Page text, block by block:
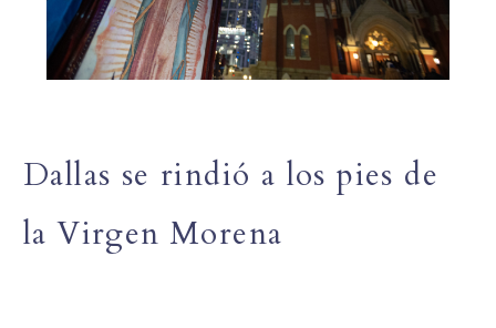
Dallas se rindió a los pies de
la Virgen Morena